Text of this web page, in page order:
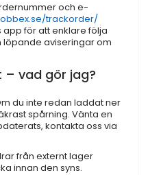
och e-
trackorder/
för att enklare följa
aviseringar om
vad gör jag?
du inte redan laddat ner
spårning. Vänta en
kontakta oss via
från externt lager
innan den syns.